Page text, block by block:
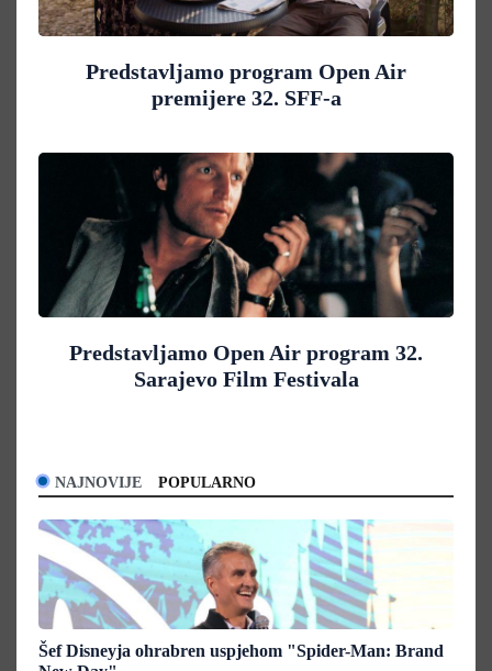
Predstavljamo program Open Air
premijere 32. SFF-a
Predstavljamo Open Air program 32.
Sarajevo Film Festivala
NAJNOVIJE POPULARNO
Šef Disneyja ohrabren uspjehom "Spider-Man: Brand